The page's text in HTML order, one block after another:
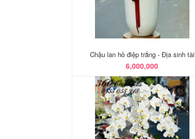
Chậu lan hồ điệp trắng - Địa sinh tài
6,000,000